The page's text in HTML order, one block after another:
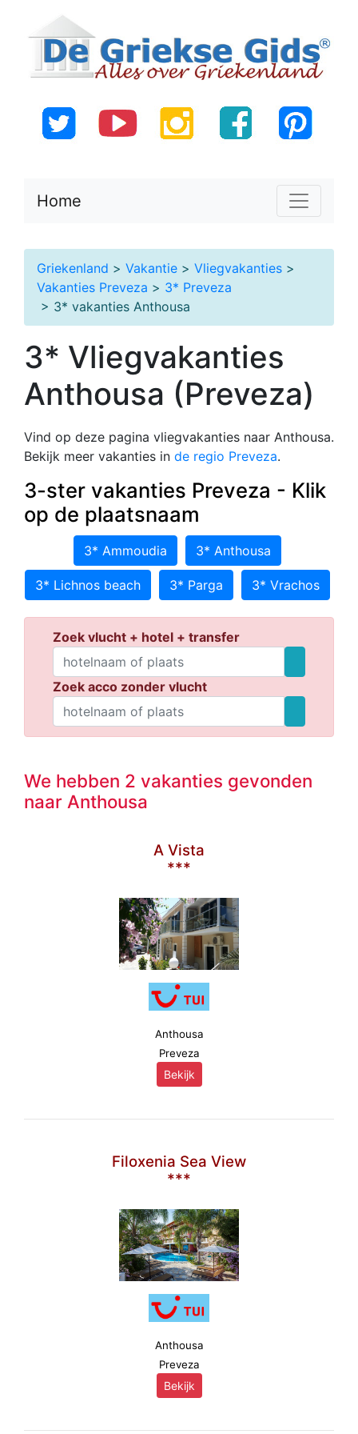
Home
Griekenland > Vakantie > Vliegvakanties >
Vakanties Preveza > 3* Preveza
> 3* vakanties Anthousa
3* Vliegvakanties
Anthousa (Preveza)
Vind op deze pagina vliegvakanties naar Anthousa.
Bekijk meer vakanties in de regio Preveza.
3-ster vakanties Preveza - Klik
op de plaatsnaam
3* Ammoudia 3* Anthousa
3* Lichnos beach 3* Parga 3* Vrachos
Zoek vlucht + hotel + transfer
Zoek acco zonder vlucht
We hebben 2 vakanties gevonden
naar Anthousa
A Vista
***
Anthousa
Preveza
Bekijk
Filoxenia Sea View
***
Anthousa
Preveza
Bekijk